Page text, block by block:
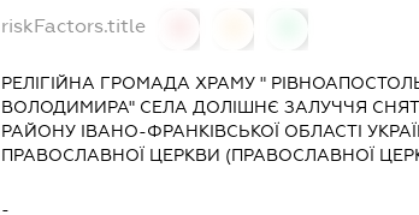
riskFactors.title
РЕЛІГІЙНА ГРОМАДА ХРАМУ "
ВОЛОДИМИРА" СЕЛА ДОЛІШНЄ ЗАЛУЧЧЯ
РАЙОНУ ІВАНО-ФРАНКІВСЬКОЇ ОБЛАСТІ
ПРАВОСЛАВНОЇ ЦЕРКВИ (ПРАВОСЛАВНОЇ
-